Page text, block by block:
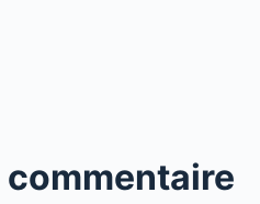
commentaire